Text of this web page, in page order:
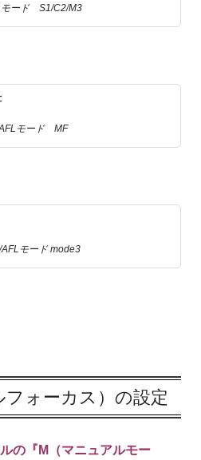
モード S1/C2/M3
モード MF
モード mode3
ォーカス）の設定
の『M（マニュアルモー